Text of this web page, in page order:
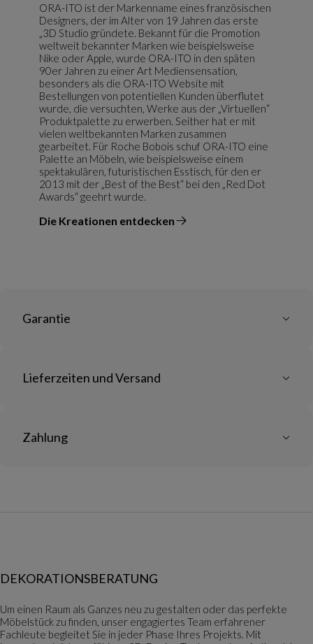
ORA-ITO ist der Markenname eines französischen
Designers, der im Alter von 19 Jahren das erste
„3D Studio gründete. Bekannt für die Promotion
weltweit bekannter Marken wie beispielsweise
Nike oder Apple, wurde ORA-ITO in den späten
90er Jahren zu einer Art Mediensensation,
besonders als die ORA-ITO Website mit
Bestellungen von potentiellen Kunden überflutet
wurde, die versuchten, Werke aus der „Virtuellen“
Produktpalette zu erwerben. Seither hat er mit
vielen weltbekannten Marken zusammen
gearbeitet. Für Roche Bobois schuf ORA-ITO eine
Palette an Möbeln, wie beispielsweise einem
spektakulären, futuristischen Esstisch, für den er
2013 mit der „Best of the Best“ bei den „Red Dot
Awards“ geehrt wurde.
Die Kreationen entdecken
vom Designer
Garantie
Lieferzeiten und Versand
Zahlung
DEKORATIONSBERATUNG
Um einen Raum als Ganzes neu zu gestalten oder das perfekte
Möbelstück zu finden, unser engagiertes Team erfahrener
Fachleute begleitet Sie in jeder Phase Ihres Projekts. Mit